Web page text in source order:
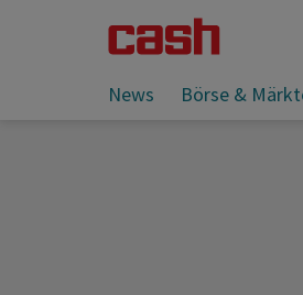
News Börse &
Sie lesen: